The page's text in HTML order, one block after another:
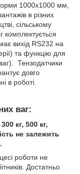
1000х1000 мм,
в різних
сільському
комплектується
вихід RS232 на
та функцію для
Тензодатчики
довго
в роботі.
ваг:
кг, 500 кг,
не залежить
роботи не
Достатньо